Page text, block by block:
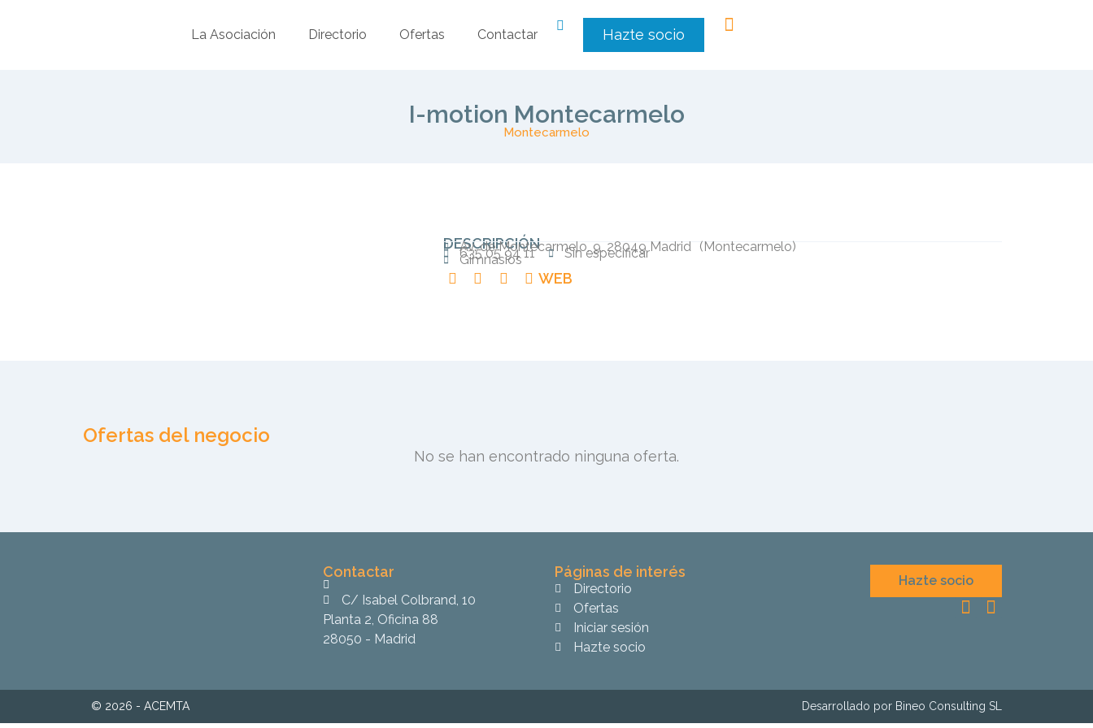
La Asociación Directorio Ofertas Contactar Hazte socio
I-motion Montecarmelo
Montecarmelo
DESCRIPCIÓN
Av. de Montecarmelo, 9, 28049 Madrid (Montecarmelo)
635 05 94 11 Sin especificar
Gimnasios
WEB
Ofertas del negocio
No se han encontrado ninguna oferta.
Contactar
C/ Isabel Colbrand, 10
Planta 2, Oficina 88
28050 - Madrid
Páginas de interés
Directorio
Ofertas
Iniciar sesión
Hazte socio
Hazte socio
© 2026 - ACEMTA Desarrollado por Bineo Consulting SL